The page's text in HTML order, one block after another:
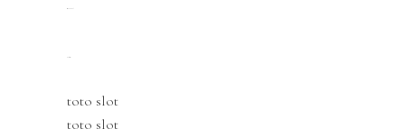
toto slot
toto slot